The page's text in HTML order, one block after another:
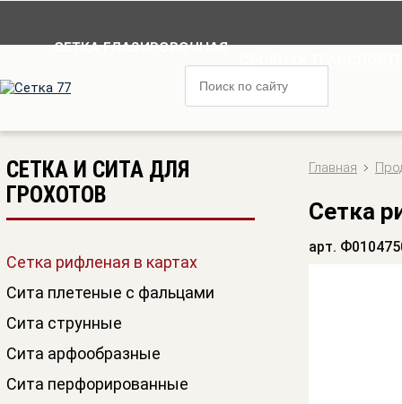
СЕТКА ГЛАЗИРОВОЧНАЯ
СЕТКА И СИТА ДЛЯ
ГРОХОТОВ
Сетка рифленая в картах
Сита плетеные с фальцами
Сита струнные
Сита арфообразные
Сита перфорированные
Главная
Сетка
арт.